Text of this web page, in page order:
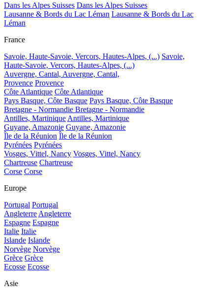
Dans les Alpes Suisses Dans les Alpes Suisses
Lausanne & Bords du Lac Léman Lausanne & Bords du Lac
Léman
France
Savoie, Haute-Savoie, Vercors, Hautes-Alpes, (...) Savoie,
Haute-Savoie, Vercors, Hautes-Alpes, (...)
Auvergne, Cantal, Auvergne, Cantal,
Provence Provence
Côte Atlantique Côte Atlantique
Pays Basque, Côte Basque Pays Basque, Côte Basque
Bretagne - Normandie Bretagne - Normandie
Antilles, Martinique Antilles, Martinique
Guyane, Amazonie Guyane, Amazonie
Île de la Réunion Île de la Réunion
Pyrénées Pyrénées
Vosges, Vittel, Nancy Vosges, Vittel, Nancy
Chartreuse Chartreuse
Corse Corse
Europe
Portugal Portugal
Angleterre Angleterre
Espagne Espagne
Italie Italie
Islande Islande
Norvège Norvège
Grèce Grèce
Ecosse Ecosse
Asie